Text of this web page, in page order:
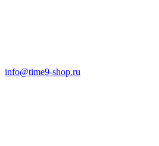
info@time9-shop.ru